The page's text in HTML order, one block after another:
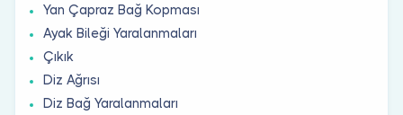
Yan Çapraz Bağ Kopması
Ayak Bileği Yaralanmaları
Çıkık
Diz Ağrısı
Diz Bağ Yaralanmaları